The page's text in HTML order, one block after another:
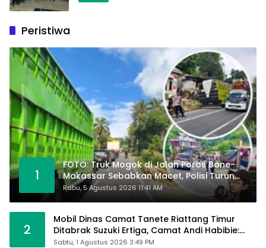
Peristiwa
1
FOTO: Truk Mogok di Jalan Poros Bone-
Makassar Sebabkan Macet, Polisi Turun
Tangan
Rabu, 5 Agustus 2026 11:41 AM
2
Mobil Dinas Camat Tanete Riattang Timur
Ditabrak Suzuki Ertiga, Camat Andi Habibie:
Alhamdulillah Saya Baik-Baik Saja
Sabtu, 1 Agustus 2026 3:49 PM